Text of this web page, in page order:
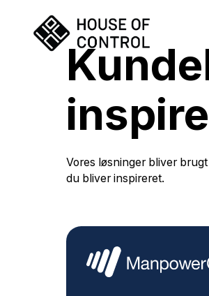
Vores løsninger bliver
du bliver inspireret.